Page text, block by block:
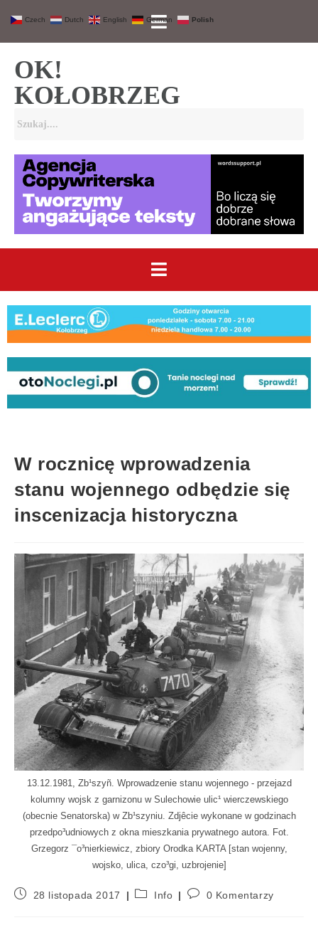
OK!
KOŁOBRZEG
W rocznicę wprowadzenia
stanu wojennego odbędzie się
inscenizacja historyczna
13.12.1981, Zb¹szyñ. Wprowadzenie stanu wojennego - przejazd
kolumny wojsk z garnizonu w Sulechowie ulic¹ wierczewskiego
(obecnie Senatorska) w Zb¹szyniu. Zdjêcie wykonane w godzinach
przedpo³udniowych z okna mieszkania prywatnego autora. Fot.
Grzegorz ¯o³nierkiewicz, zbiory Orodka KARTA [stan wojenny,
wojsko, ulica, czo³gi, uzbrojenie]
28 listopada 2017 Info 0 Komentarzy
Czech Dutch English German Polish